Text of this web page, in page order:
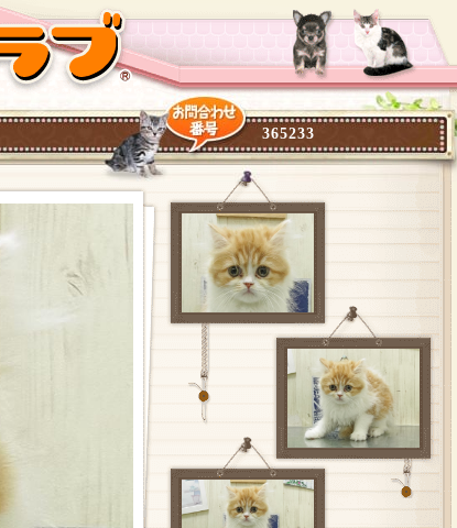
365233